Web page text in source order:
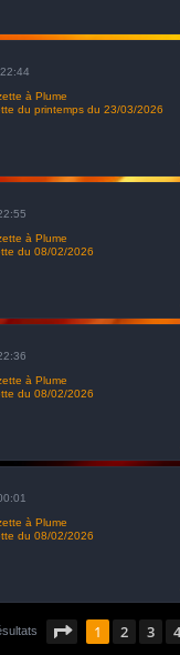
à Plume
du printemps du 23/03/2026
à Plume
du 08/02/2026
à Plume
du 08/02/2026
à Plume
du 08/02/2026
Page sur148
1 2 3 4